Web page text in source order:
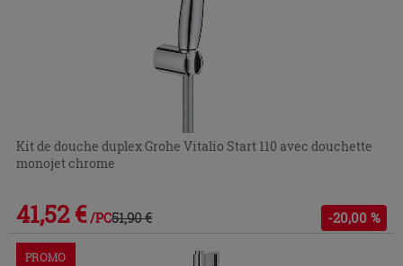
Kit de douche duplex Grohe Vitalio Start 110 avec douchette
monojet chrome
41,52 € /PC51,90 € -20,00 %
PROMO